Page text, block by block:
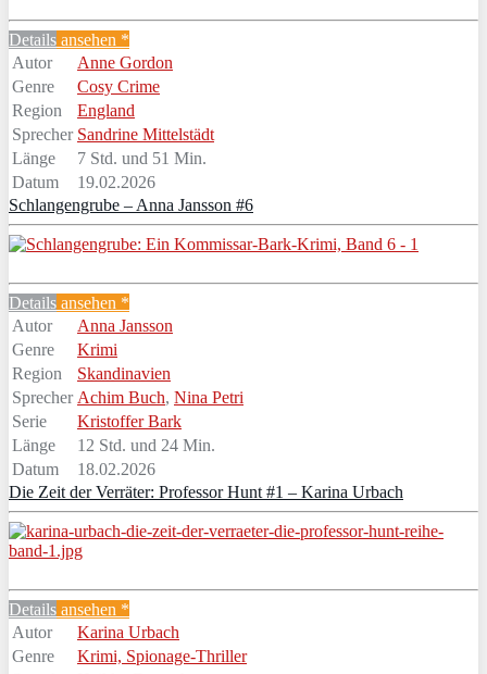
Details ansehen *
Autor
Anne Gordon
Genre
Cosy Crime
Region
England
Sprecher Sandrine Mittelstädt
Länge
7 Std. und 51 Min.
Datum
19.02.2026
Schlangengrube – Anna Jansson #6
Details ansehen *
Autor
Anna Jansson
Genre
Krimi
Region
Skandinavien
Sprecher Achim Buch, Nina Petri
Serie
Kristoffer Bark
Länge
12 Std. und 24 Min.
Datum
18.02.2026
Die Zeit der Verräter: Professor Hunt #1 – Karina Urbach
Details ansehen *
Autor
Karina Urbach
Genre
Krimi, Spionage-Thriller